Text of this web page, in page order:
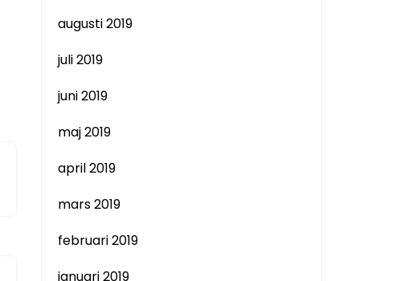
augusti 2019
juli 2019
juni 2019
maj 2019
april 2019
mars 2019
februari 2019
januari 2019